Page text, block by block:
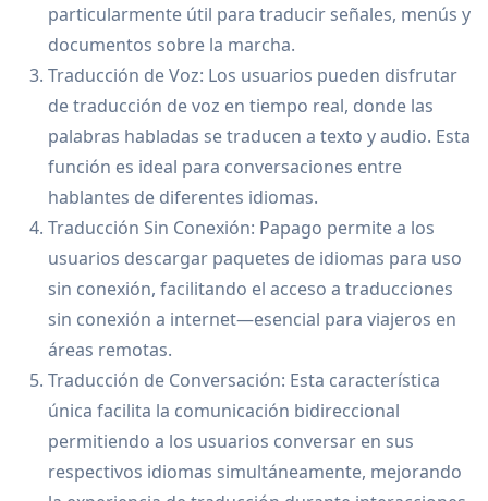
particularmente útil para traducir señales, menús y
documentos sobre la marcha.
Traducción de Voz: Los usuarios pueden disfrutar
de traducción de voz en tiempo real, donde las
palabras habladas se traducen a texto y audio. Esta
función es ideal para conversaciones entre
hablantes de diferentes idiomas.
Traducción Sin Conexión: Papago permite a los
usuarios descargar paquetes de idiomas para uso
sin conexión, facilitando el acceso a traducciones
sin conexión a internet—esencial para viajeros en
áreas remotas.
Traducción de Conversación: Esta característica
única facilita la comunicación bidireccional
permitiendo a los usuarios conversar en sus
respectivos idiomas simultáneamente, mejorando